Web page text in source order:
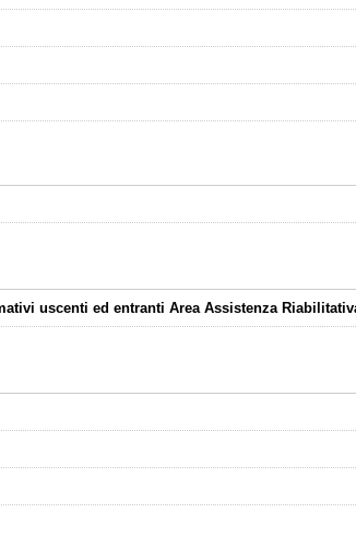
uscenti ed entranti Area Assistenza